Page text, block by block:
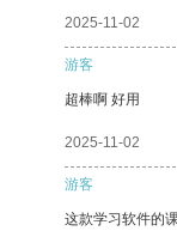
2025-11-02
游客
超棒啊 好用
2025-11-02
游客
这款学习软件的